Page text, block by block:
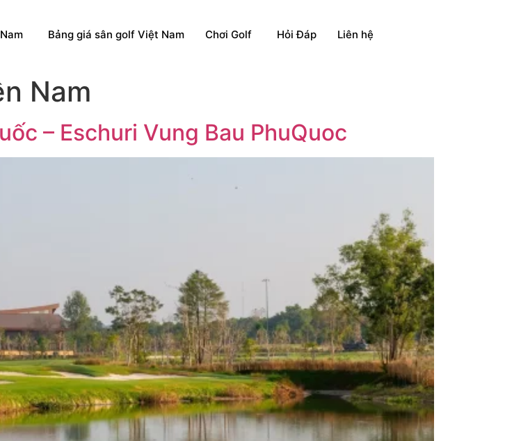
Bảng giá sân golf Việt Nam Chơi Golf Hỏi Đáp Liên hệ
Nam
– Eschuri Vung Bau PhuQuoc